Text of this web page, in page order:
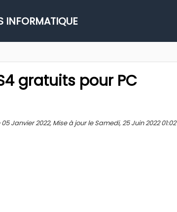
INFORMATIQUE
gratuits pour PC
Janvier 2022, Mise à jour le Samedi, 25 Juin 2022 01:02